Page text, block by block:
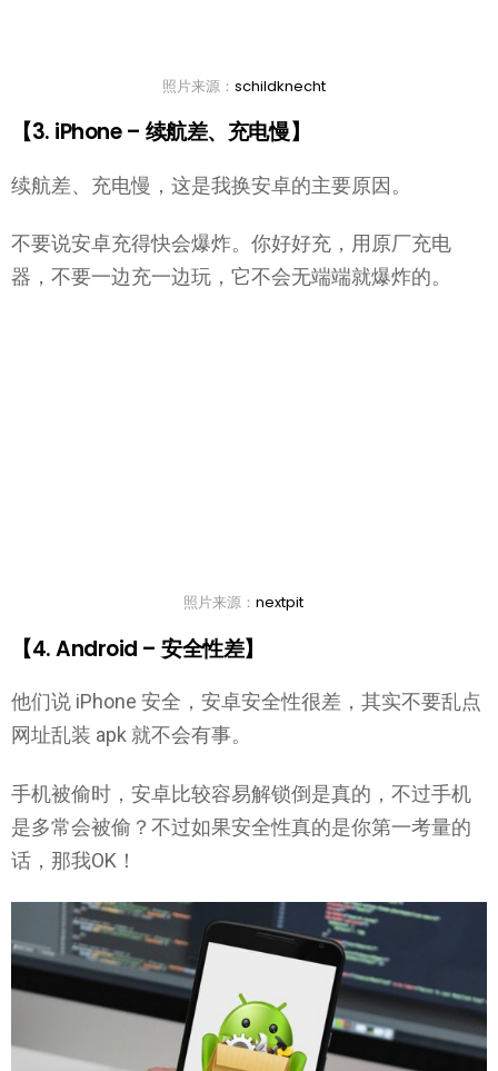
照片来源： schildknecht
【3. iPhone – 续航差、充电慢】
续航差、充电慢，这是我换安卓的主要原因。
不要说安卓充得快会爆炸。你好好充，用原厂充电
器，不要一边充一边玩，它不会无端端就爆炸的。
照片来源： nextpit
【4. Android – 安全性差】
他们说 iPhone 安全，安卓安全性很差，其实不要乱点
网址乱装 apk 就不会有事。
手机被偷时，安卓比较容易解锁倒是真的，不过手机
是多常会被偷？不过如果安全性真的是你第一考量的
话，那我OK！